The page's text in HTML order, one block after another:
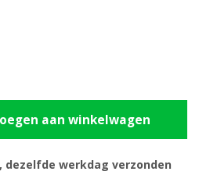
aan winkelwagen
dezelfde werkdag verzonden